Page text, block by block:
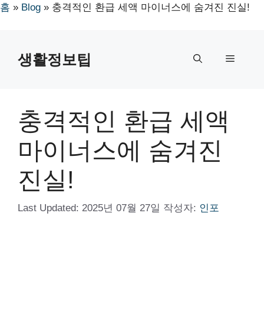
홈 » Blog » 충격적인 환급 세액 마이너스에 숨겨진 진실!
생활정보팁 메
충격적인 환급 세액
마이너스에 숨겨진
진실!
Last Updated: 2025년 07월 27일 작성자: 인포